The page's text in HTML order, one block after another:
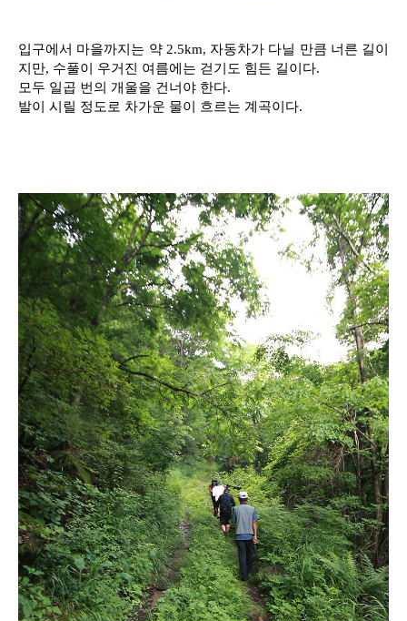
입구에서 마을까지는 약 2.5km, 자동차가 다닐 만큼 너른 길이
지만, 수풀이 우거진 여름에는 걷기도 힘든 길이다.
모두 일곱 번의 개울을 건너야 한다.
발이 시릴 정도로 차가운 물이 흐르는 계곡이다.